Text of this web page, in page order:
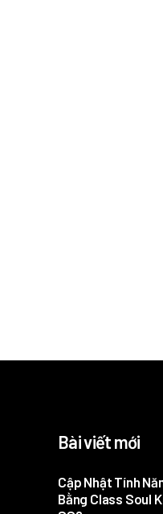
Bài viết mới
Cập Nhật Tính
Bằng Class Soul